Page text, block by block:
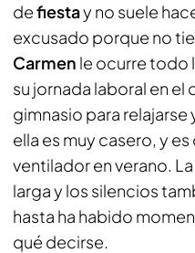
defiestay no suele
excusado porque no
Carmen le ocurre todo
su jornada laboral en el
gimnasio para
ella es muy casero, y
ventilador en verano.
larga y los silencios
hasta ha habido
qué decirse.